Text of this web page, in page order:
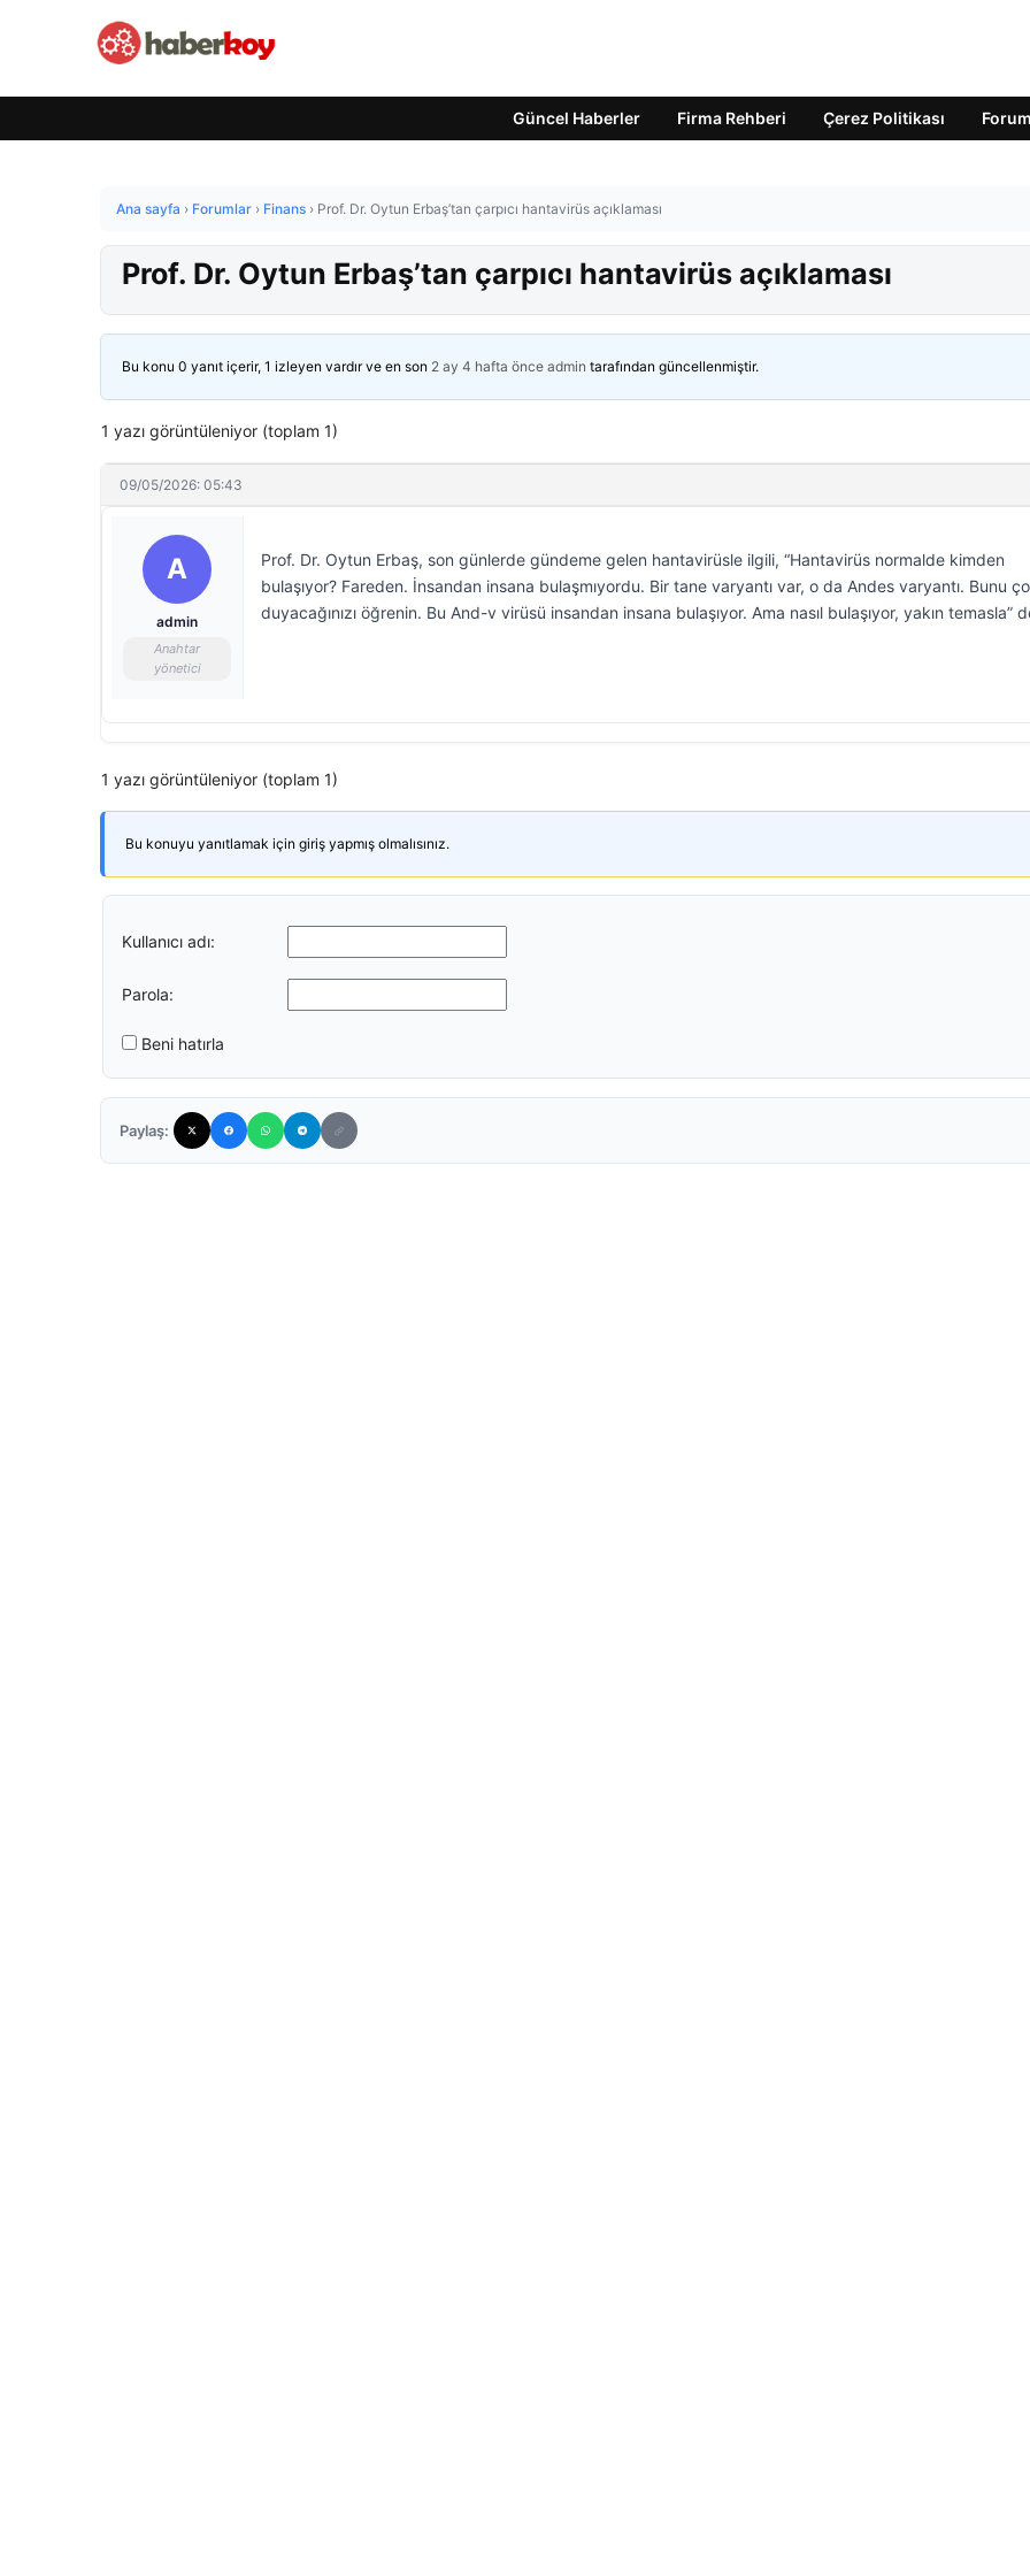
Güncel Haberler Firma Rehberi Çerez Politikası Forum
Ana sayfa › Forumlar › Finans › Prof. Dr. Oytun Erbaş’tan çarpıcı hantavirüs açıklaması
Prof. Dr. Oytun Erbaş’tan çarpıcı hantavirüs açıklaması
Bu konu 0 yanıt içerir, 1 izleyen vardır ve en son 2 ay 4 hafta önce admin tarafından güncellenmiştir.
1 yazı görüntüleniyor (toplam 1)
09/05/2026: 05:43
A
admin
Anahtar
yönetici
Prof. Dr. Oytun Erbaş, son günlerde gündeme gelen hantavirüsle ilgili, “Hantavirüs normalde kimden
bulaşıyor? Fareden. İnsandan insana bulaşmıyordu. Bir tane varyantı var, o da Andes varyantı. Bunu
duyacağınızı öğrenin. Bu And-v virüsü insandan insana bulaşıyor. Ama nasıl bulaşıyor, yakın temasla”
1 yazı görüntüleniyor (toplam 1)
Bu konuyu yanıtlamak için giriş yapmış olmalısınız.
Kullanıcı adı:
Parola:
Beni hatırla
Paylaş: